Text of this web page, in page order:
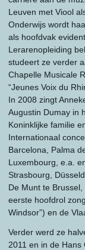
Leuven met Viool
Onderwijs wordt
als hoofdvak
Lerarenopleiding
studeert ze verder
Chapelle Musicale
“Jeunes Voix du
In 2008 zingt
Augustin Dumay in
Koninklijke familie
Internationaal
Barcelona, Palma
Luxembourg, e.a.
Strasbourg,
De Munt te
eerste hoofdrol
Windsor”) en de
Verder werd ze
2011 en in de Hans